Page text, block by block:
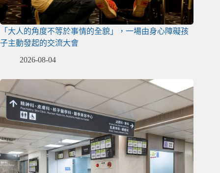
「大人的角度不等於事情的全貌」，一場由身心障礙孩
子主動發起的交流大會
2026-08-04